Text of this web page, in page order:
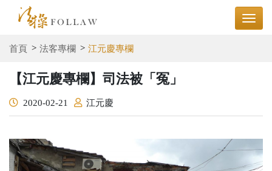
首頁 法客專欄 江元慶專欄
【江元慶專欄】司法被「冤」
2020-02-21 江元慶